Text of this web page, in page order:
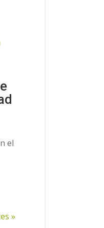
el
»